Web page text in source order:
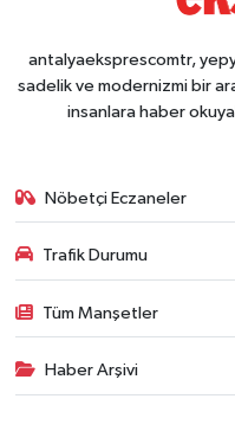
antalyaeksprescomtr,
sadelik ve modernizmi bir
insanlara haber
Nöbetçi Eczaneler
Trafik Durumu
Tüm Manşetler
Haber Arşivi